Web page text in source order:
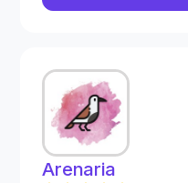
Arenaria